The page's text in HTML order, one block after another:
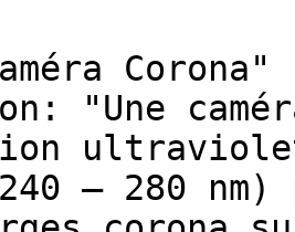
Corona"
"Une
– 280